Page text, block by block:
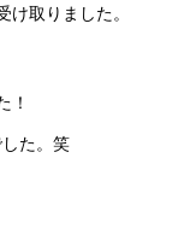
取りました。
！
た。笑